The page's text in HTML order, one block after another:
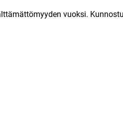
vuoksi.